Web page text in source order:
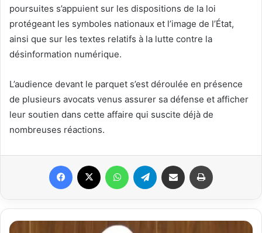
poursuites s’appuient sur les dispositions de la loi
protégeant les symboles nationaux et l’image de l’État,
ainsi que sur les textes relatifs à la lutte contre la
désinformation numérique.
L’audience devant le parquet s’est déroulée en présence
de plusieurs avocats venus assurer sa défense et afficher
leur soutien dans cette affaire qui suscite déjà de
nombreuses réactions.
Facebook WhatsAppTelegram Partager par email